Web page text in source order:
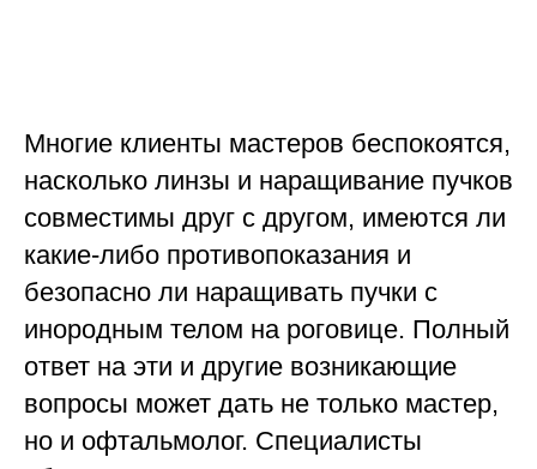
Многие клиенты мастеров беспокоятся,
насколько линзы и наращивание пучков
совместимы друг с другом, имеются ли
какие-либо противопоказания и
безопасно ли наращивать пучки с
инородным телом на роговице. Полный
ответ на эти и другие возникающие
вопросы может дать не только мастер,
но и офтальмолог. Специалисты